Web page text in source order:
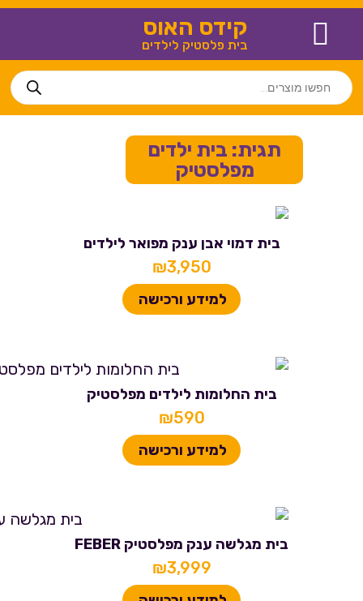
קידס האוס
בית פלסטיק לילדים
תגית: בית ילדים
מפלסטיק
בית דמוי אבן ענק מפואר לילדים
₪3,950
למידע ורכישה
בית החלומות לילדים מפלסטיק
₪590
למידע ורכישה
בית מגלשה ענק מפלסטיק FEBER
₪3,999